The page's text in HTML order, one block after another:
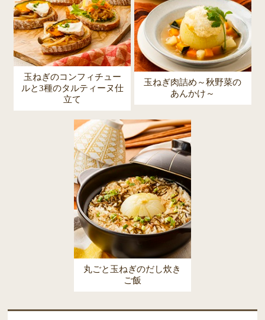
玉ねぎのコンフィチュー
ルと3種のタルティーヌ仕
立て
玉ねぎ肉詰め～秋野菜の
あんかけ～
丸ごと玉ねぎのだし炊き
ご飯